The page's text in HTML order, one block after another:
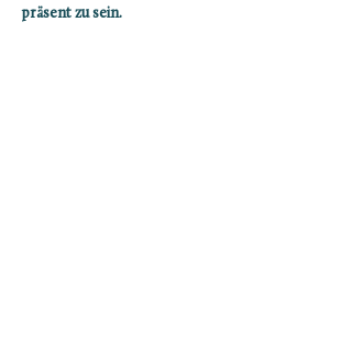
präsent zu sein.